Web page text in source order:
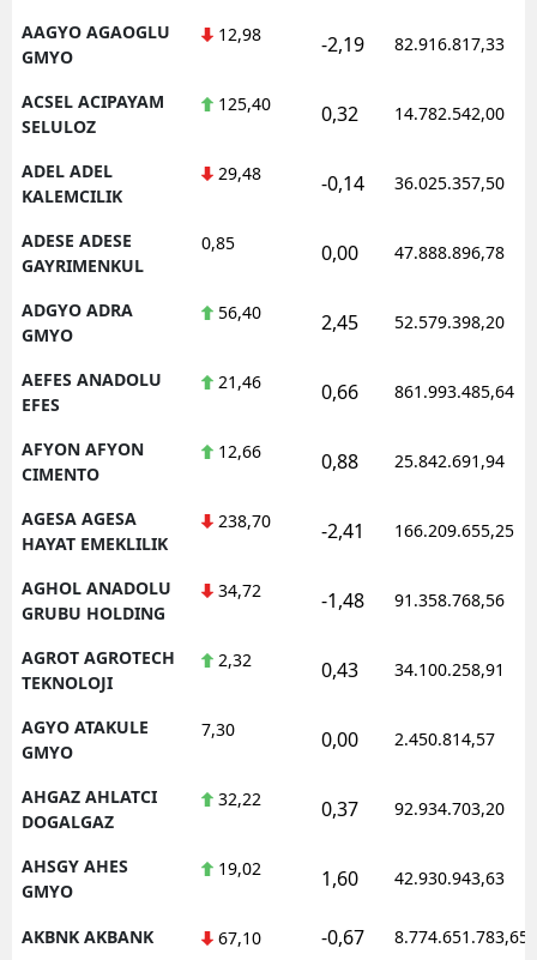
AAGYO AGAOGLU
GMYO
12,98 -2,19 82.916.817,33
ACSEL ACIPAYAM
SELULOZ
125,40 0,32 14.782.542,00
ADEL ADEL
KALEMCILIK
29,48 -0,14 36.025.357,50
ADESE ADESE
GAYRIMENKUL
0,85 0,00 47.888.896,78
ADGYO ADRA
GMYO
56,40 2,45 52.579.398,20
AEFES ANADOLU
EFES
21,46 0,66 861.993.485,64
AFYON AFYON
CIMENTO
12,66 0,88 25.842.691,94
AGESA AGESA
HAYAT EMEKLILIK
238,70 -2,41 166.209.655,25
AGHOL ANADOLU
GRUBU HOLDING
34,72 -1,48 91.358.768,56
AGROT AGROTECH
TEKNOLOJI
2,32 0,43 34.100.258,91
AGYO ATAKULE
GMYO
7,30 0,00 2.450.814,57
AHGAZ AHLATCI
DOGALGAZ
32,22 0,37 92.934.703,20
AHSGY AHES
GMYO
19,02 1,60 42.930.943,63
AKBNK AKBANK 67,10 -0,67 8.774.651.783,65